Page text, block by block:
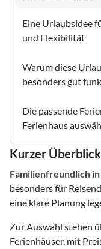
Eine Urlaubsidee
und Flexibilität
Warum diese
besonders gut
Die passende
Ferienhaus
Kurzer Überblick
Familienfreundlich
besonders für
eine klare Planung
Zur Auswahl stehen
Ferienhäuser, mit